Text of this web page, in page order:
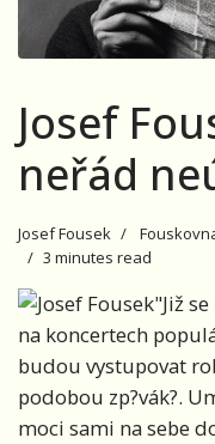
Josef
neřád
Josef Fousek
3 minutes read
"Již
na koncertech
budou vystupovat
podobou zp?vák?.
moci sami na sebe